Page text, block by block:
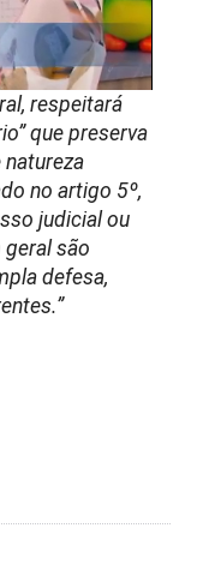
respeitará
que preserva
no artigo 5º,
judicial ou
são
defesa,